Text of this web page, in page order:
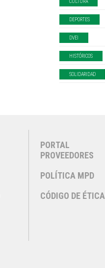
DEPORTES
DVEI
HISTÓRICOS
SOLIDARIDAD
PORTAL
PROVEEDORES
POLÍTICA MPD
CÓDIGO DE ÉTICA